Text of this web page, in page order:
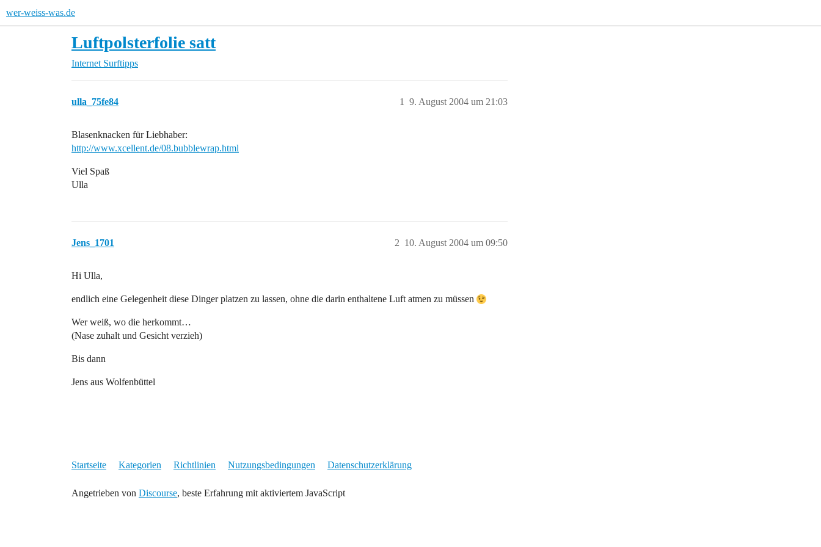
wer-weiss-was.de
Luftpolsterfolie satt
Internet Surftipps
ulla_75fe84 9. August 2004 um 21:03
1
Blasenknacken für Liebhaber:
http://www.xcellent.de/08.bubblewrap.html
Viel Spaß
Ulla
Jens_1701 10. August 2004 um 09:50
2
Hi Ulla,
endlich eine Gelegenheit diese Dinger platzen zu lassen, ohne die darin enthaltene Luft atmen zu müssen
Wer weiß, wo die herkommt…
(Nase zuhalt und Gesicht verzieh)
Bis dann
Jens aus Wolfenbüttel
Startseite Kategorien Richtlinien Nutzungsbedingungen Datenschutzerklärung
Angetrieben von Discourse, beste Erfahrung mit aktiviertem JavaScript